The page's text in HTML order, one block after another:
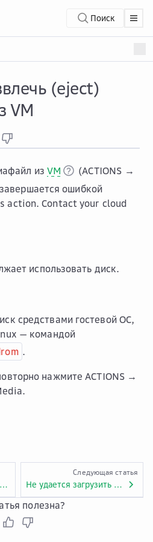
Поиск
(eject)
VM
из VM (ACTIONS →
ошибкой
action. Contact your cloud
использовать диск.
средствами гостевой ОС,
— командой
.
нажмитеACTIONS →
.
Сообщение «Validation error … String value has invalid format …»
Следующая статья
Не удается загрузить образ при создании виртуальной машины с нуля
полезна?